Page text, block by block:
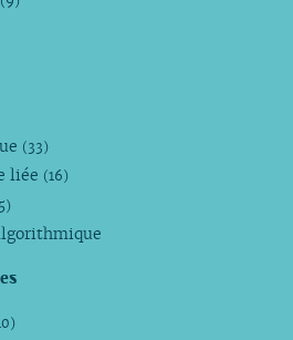
(33)
liée (16)